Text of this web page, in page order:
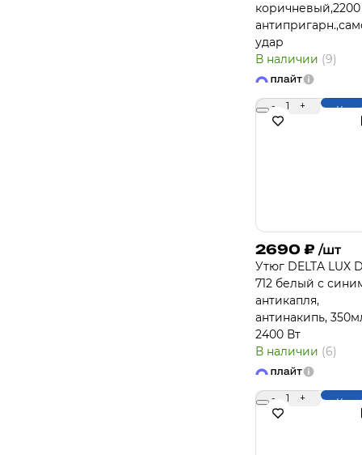
коричневый,2200
удар
В наличии (9)
- 1 +
2690 ₽ /шт
Утюг DELTA LUX
712 белый с
антикапля,
антинакипь,
2400 Вт
В наличии (6)
- 1 +